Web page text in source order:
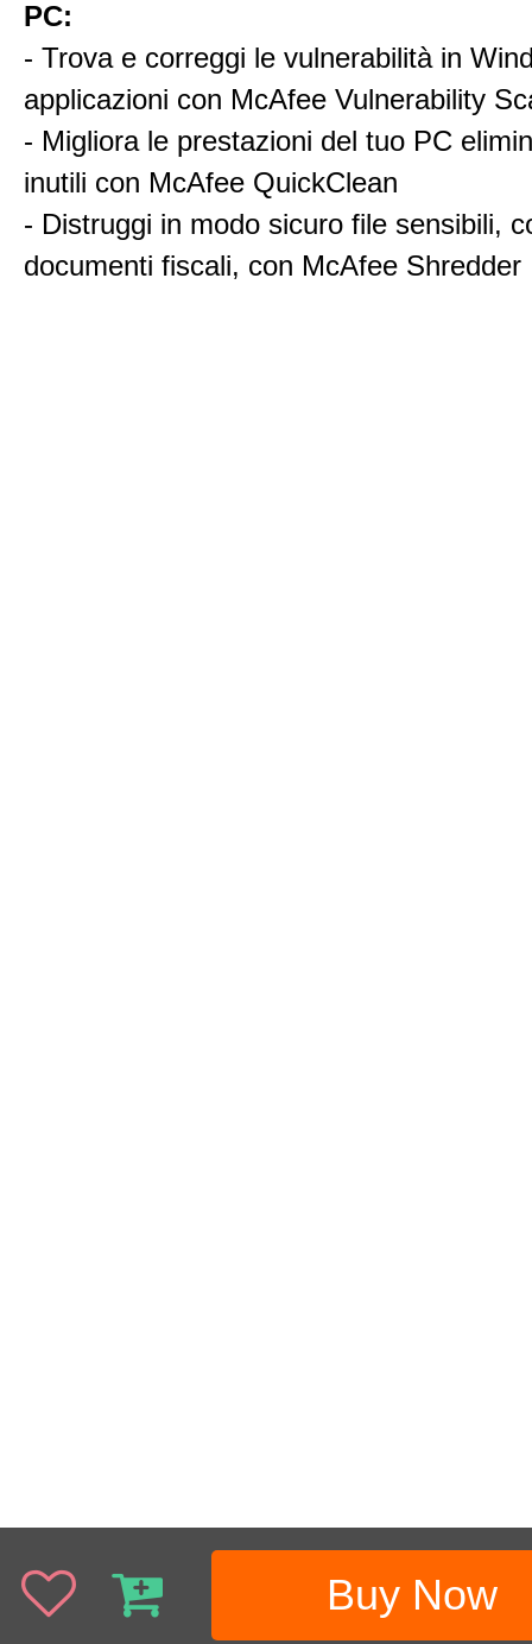
PC:
- Trova e correggi le vulnerabilità in
applicazioni con McAfee Vulnerability
- Migliora le prestazioni del tuo PC
inutili con McAfee QuickClean
- Distruggi in modo sicuro file sensibili,
documenti fiscali, con McAfee Shredder
Buy Now